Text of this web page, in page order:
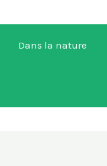
Dans la nature